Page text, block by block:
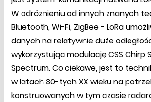
W odróżnieniu od innych znanych
Bluetooth, Wi-Fi, ZigBee - LoRa
danych na relatywnie duże
wykorzystując modulację CSS Chirp
Spectrum. Co ciekawe, jest to
w latach 30-tych XX wieku na
konstruowanych w tym czasie